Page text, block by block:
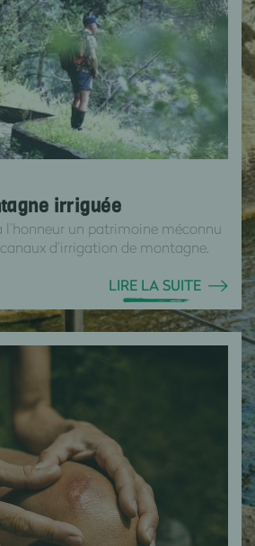
irriguée
l’honneur un patrimoine méconnu
d’irrigation de montagne.
LIRE LA SUITE